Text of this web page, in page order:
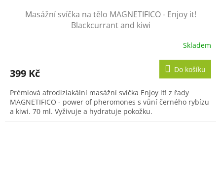
Masážní svíčka na tělo MAGNETIFICO - Enjoy it!
Blackcurrant and kiwi
Skladem
399 Kč Do košíku
Prémiová afrodiziakální masážní svíčka Enjoy it! z řady
MAGNETIFICO - power of pheromones s vůní černého rybízu
a kiwi. 70 ml. Vyživuje a hydratuje pokožku.